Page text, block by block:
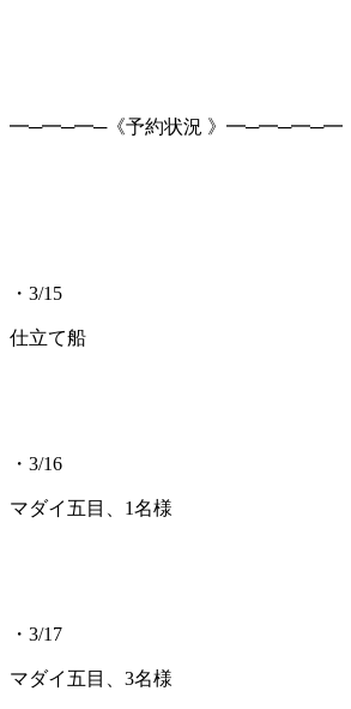
━─━─━─《予約状況 》━─━─━─━
・3/15
仕立て船
・3/16
マダイ五目、1名様
・3/17
マダイ五目、3名様